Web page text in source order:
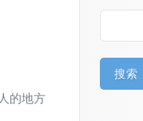
的地方
搜索